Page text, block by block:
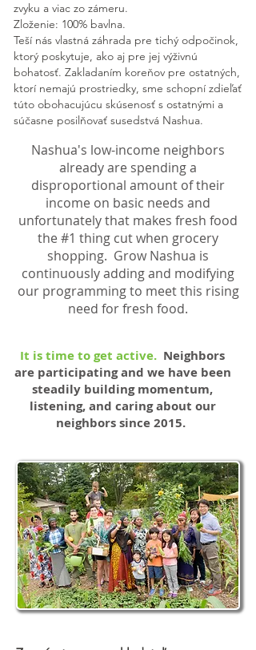
zvyku a viac zo zámeru.
Zloženie: 100% bavlna.
Teší nás vlastná záhrada pre tichý odpočinok,
ktorý poskytuje, ako aj pre jej výživnú
bohatosť. Zakladaním koreňov pre ostatných,
ktorí nemajú prostriedky, sme schopní zdieľať
túto obohacujúcu skúsenosť s ostatnými a
súčasne posilňovať susedstvá Nashua.
Nashua's low-income neighbors
already are spending a
disproportional amount of their
income on basic needs and
unfortunately that makes fresh food
the #1 thing cut when grocery
shopping. Grow Nashua is
continuously adding and modifying
our programming to meet this rising
need for fresh food.
It is time to get active. Neighbors
are participating and we have been
steadily building momentum,
listening, and caring about our
neighbors since 2015.